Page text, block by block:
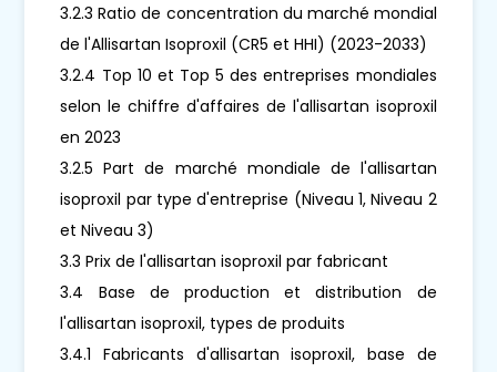
3.2.3 Ratio de concentration du marché mondial
de l'Allisartan Isoproxil (CR5 et HHI) (2023-2033)
3.2.4 Top 10 et Top 5 des entreprises mondiales
selon le chiffre d'affaires de l'allisartan isoproxil
en 2023
3.2.5 Part de marché mondiale de l'allisartan
isoproxil par type d'entreprise (Niveau 1, Niveau 2
et Niveau 3)
3.3 Prix de l'allisartan isoproxil par fabricant
3.4 Base de production et distribution de
l'allisartan isoproxil, types de produits
3.4.1 Fabricants d'allisartan isoproxil, base de